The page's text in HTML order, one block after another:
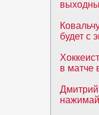
будет с
в матче
Дмитрий